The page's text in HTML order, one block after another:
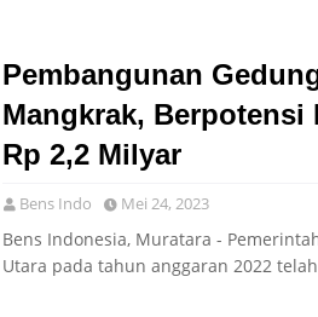
Pembangunan
Mangkrak, Berpotensi
Rp 2,2 Milyar
Bens Indo Mei 24, 2023
Bens Indonesia, Muratara -
Utara pada tahun anggaran 2022